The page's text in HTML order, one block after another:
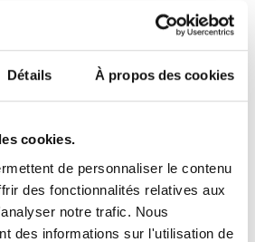
Détails À propos des cookies
cookies.
de personnaliser le contenu
des fonctionnalités relatives aux
notre trafic. Nous
des informations sur l'utilisation de
festive a marqué la réouverture de
un lieu redonné aux citoyens et aux
pompiers : une visite pour votre